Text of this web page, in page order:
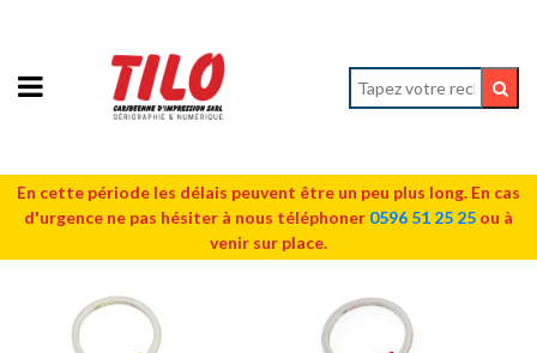
En cette période les délais peuvent être un peu plus long. En cas
d'urgence ne pas hésiter à nous téléphoner 0596 51 25 25 ou à
venir sur place.